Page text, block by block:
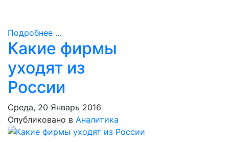
Подробнее ...
Какие фирмы
уходят из
России
Среда, 20 Январь 2016
Опубликовано в Аналитика